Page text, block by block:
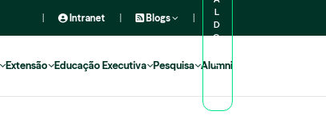
| Intranet | Blogs |
L
D
O
L
O
Extensão Educação Executiva Pesquisa Alumni